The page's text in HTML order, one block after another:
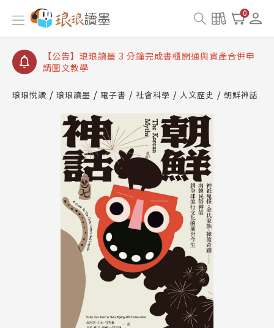
0
【公告】琅琅讀墨數位閱讀資產合併與書櫃開通申請
【公告】琅琅讀墨書櫃開通常見問題
【公告】琅琅讀墨 3 分鐘完成書櫃開通與資產合併申
請圖文教學
查詢
【公告】琅琅讀墨數位閱讀資產合併與書櫃開通申請
琅琅悅讀 琅琅讀墨 電子書 社會科學 人文歷史 朝鮮神話